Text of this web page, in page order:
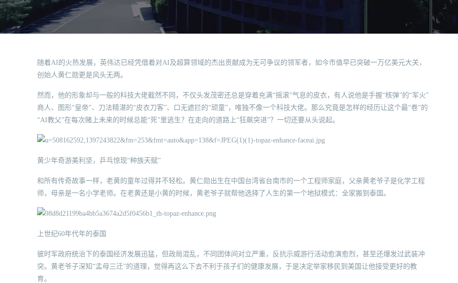
随着AI的火热发展，英伟达已经凭借着对AI及超算领域的杰出贡献成为无可争议的领军者，如今市值早已突破一万亿美元大关，
创始人黄仁勋更是风头无两。
然而，他的形象却与一般的科技大佬截然不同，不仅头发茂密还总是穿着充满“摇滚”气息的皮衣，有人说他是手握“核弹”的“军火”
商人、图形“皇帝”、刀法精湛的“皮衣刀客”、口无遮拦的“顽童”，唯独不像一个科技大佬。那么究竟是怎样的经历让这个最“卷”的
“AI教父”在每次赌上未来的时候总能“死”里逃生？在走向的道路上“狂飙突进”？一切还要从头说起。
黄少年奇游美利坚，乒乓惊现“种族天赋”
和所有传奇故事一样，老黄的童年过得并不轻松。黄仁勋出生在中国台湾省台南市的一个工程师家庭，父亲黄老爷子是化学工程
师，母亲是一名小学老师。在老黄还是小黄的时候，黄老爷子就帮他选择了人生的第一个地狱模式：全家搬到泰国。
上世纪60年代年的泰国
彼时军政府统治下的泰国经济发展迅猛，但政局混乱，不同团体间对立严重，反抗示威游行活动愈演愈烈，甚至还爆发过武装冲
突。黄老爷子深知“孟母三迁”的道理，觉得再这么下去不利于孩子们的健康发展，于是决定举家移民到美国让他接受更好的教
育。